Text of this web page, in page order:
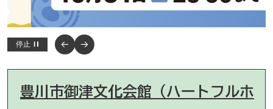
停止
豊川市御津文化会館（ハートフルホ